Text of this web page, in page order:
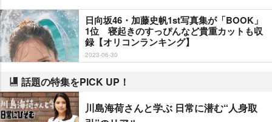
日向坂46・加藤史帆1st写真集が「BOOK」
1位 寝起きのすっぴんなど貴重カットも収
録【オリコンランキング】
2023-06-30
話題の特集をPICK UP！
川島海荷さんと学ぶ 日常に潜む“人身取